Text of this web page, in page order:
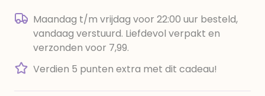
Maandag t/m vrijdag voor 22:00 uur besteld,
vandaag verstuurd. Liefdevol verpakt en
verzonden voor 7,99.
Verdien 5 punten extra met dit cadeau!